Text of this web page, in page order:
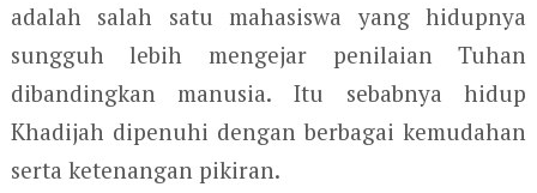
adalah salah satu mahasiswa yang hidupnya
sungguh lebih mengejar penilaian Tuhan
dibandingkan manusia. Itu sebabnya hidup
Khadijah dipenuhi dengan berbagai kemudahan
serta ketenangan pikiran.